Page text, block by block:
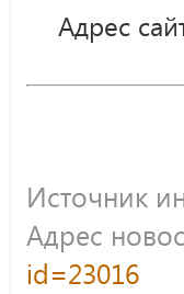
Адрес
Источник
Адрес
id=23016